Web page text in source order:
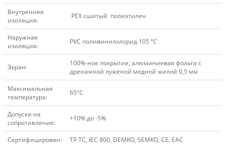
Внутренняя
изоляция:
 PEX сшитый полиэтилен
Наружная
изоляция:
PVC поливинилхлорид 105 °C
Экран:
100%-ное покрытие; алюминиевая фольга с
дренажной лужёной медной жилой 0,5 мм
Максимальная
температура:
65°C
Допуски на
сопротивление:
+10% до -5%
Сертифицирован: TP TC, IEC 800, DEMKO, SEMKO, CE, EAC